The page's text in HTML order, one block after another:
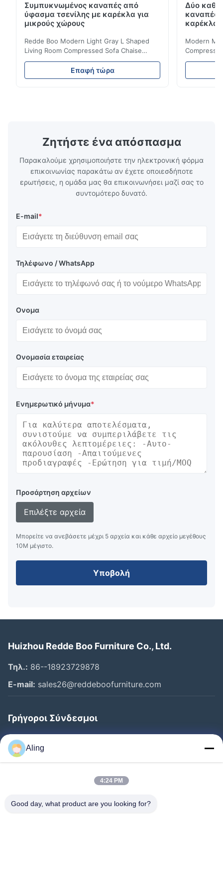
Συμπυκνωμένος καναπές από
ύφασμα τσενίλης με καρέκλα για
μικρούς χώρους
Redde Boo Modern Light Gray L Shaped
Living Room Compressed Sofa Chaise
Lounge Product Overview High resilience
soft sectional sofa designed for small
spaces, featuring a contemporary light gray
Επαφή τώρα
Δύο
καναπές
καρέκλα
Modern
Room
Ζητήστε ένα απόσπασμα
Παρακαλούμε χρησιμοποιήστε την ηλεκτρονική φόρμα
επικοινωνίας παρακάτω αν έχετε οποιεσδήποτε
ερωτήσεις, η ομάδα μας θα επικοινωνήσει μαζί σας το
συντομότερο δυνατό.
E-mail*
Τηλέφωνο / WhatsApp
Ονομα
Ονομασία εταιρείας
Ενημερωτικό μήνυμα*
Προσάρτηση αρχείων
Επιλέξτε αρχεία
Μπορείτε να ανεβάσετε μέχρι 5 αρχεία και κάθε αρχείο μεγέθους
10M μέγιστο.
Υποβολή
Huizhou Redde Boo Furniture Co., Ltd.
Τηλ.: 86--18923729878
E-mail: sales26@reddeboofurniture.com
Γρήγοροι Σύνδεσμοι
Αρχική Σελίδα
Προϊόντα
Γύρος Εργοστασίων
Aling
4:24 PM
Good day, what product are you looking for?